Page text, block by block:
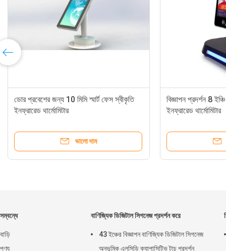
নন-কন্টাক্ট ইনফ্রারেড থার্মোমিটার ফেস রিকগনিশন
EMMC 8G স্টোরেজ
ভালো দাম
২ মিলিয়ন পিক্সেল
জন্য ইনফ্রারেড
সম্বন্ধে
বাড়ি
পণ্য
বাণিজ্যিক ডিজিটাল সিগনেজ প্রদর্শন করে
43 ইঞ্চের বিজ্ঞাপন বাণিজ্যিক ডিজিটাল সিগনেজ
অনুভূমিক এলসিডি ক্যাপাসিটিভ টাচ প্রদর্শন